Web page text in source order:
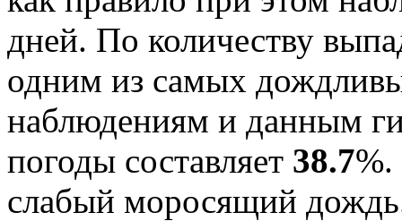
дней. По количеству
одним из самых
наблюдениям и данным
погоды составляет 38.7%.
слабый моросящий